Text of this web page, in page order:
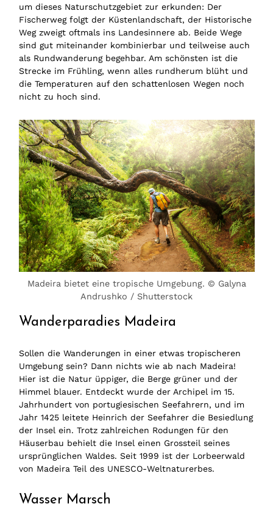
um dieses Naturschutzgebiet zur erkunden: Der
Fischerweg folgt der Küstenlandschaft, der Historische
Weg zweigt oftmals ins Landesinnere ab. Beide Wege
sind gut miteinander kombinierbar und teilweise auch
als Rundwanderung begehbar. Am schönsten ist die
Strecke im Frühling, wenn alles rundherum blüht und
die Temperaturen auf den schattenlosen Wegen noch
nicht zu hoch sind.
Madeira bietet eine tropische Umgebung. © Galyna
Andrushko / Shutterstock
Wanderparadies Madeira
Sollen die Wanderungen in einer etwas tropischeren
Umgebung sein? Dann nichts wie ab nach Madeira!
Hier ist die Natur üppiger, die Berge grüner und der
Himmel blauer. Entdeckt wurde der Archipel im 15.
Jahrhundert von portugiesischen Seefahrern, und im
Jahr 1425 leitete Heinrich der Seefahrer die Besiedlung
der Insel ein. Trotz zahlreichen Rodungen für den
Häuserbau behielt die Insel einen Grossteil seines
ursprünglichen Waldes. Seit 1999 ist der Lorbeerwald
von Madeira Teil des UNESCO-Weltnaturerbes.
Wasser Marsch